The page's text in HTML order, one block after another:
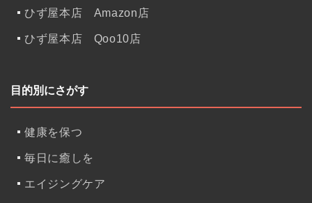
ひず屋本店 Amazon店
ひず屋本店 Qoo10店
目的別にさがす
健康を保つ
毎日に癒しを
エイジングケア